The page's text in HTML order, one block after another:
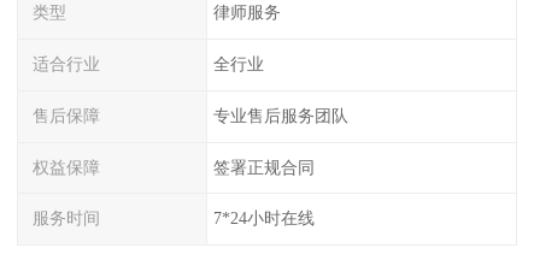
类型 律师服务
适合行业 全行业
售后保障 专业售后服务团队
权益保障 签署正规合同
服务时间 7*24小时在线